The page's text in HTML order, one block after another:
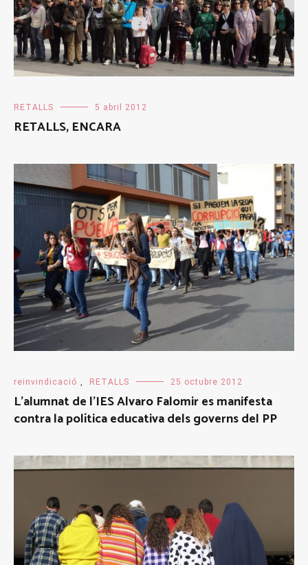
RETALLS 5 abril 2012
RETALLS, ENCARA
reinvindicació , RETALLS 25 octubre 2012
L’alumnat de l’IES Alvaro Falomir es manifesta
contra la política educativa dels governs del PP